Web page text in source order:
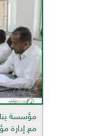
مؤسسة
مع إدارة